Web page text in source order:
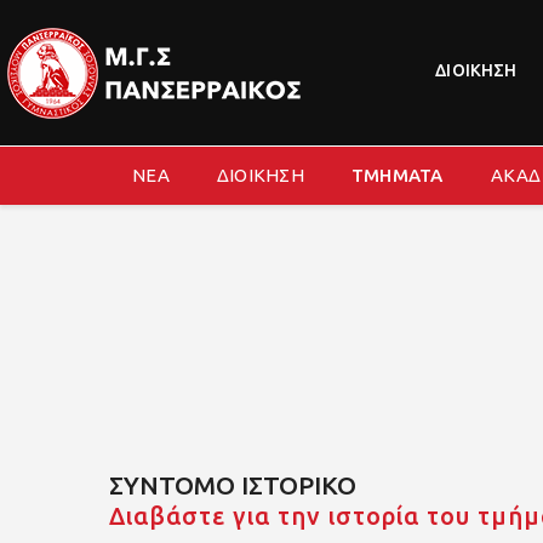
ΔΙΟΙΚΗΣΗ
ΝΕΑ ΔΙΟΙΚΗΣΗ ΤΜΗΜΑΤΑ
ΣΥΝΤΟΜΟ ΙΣΤΟΡΙΚΟ
Διαβάστε για την ιστορία του